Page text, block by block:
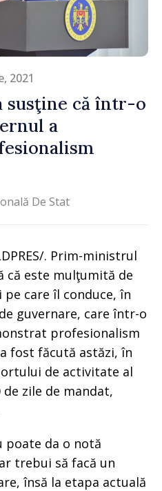
2021
susţine că într-o
a
De Stat
. Prim-ministrul
că este mulţumită de
care îl conduce, în
guvernare, care într-o
profesionalism
fost făcută astăzi, în
de activitate al
zile de mandat,
poate da o notă
trebui să facă un
însă la etapa actuală